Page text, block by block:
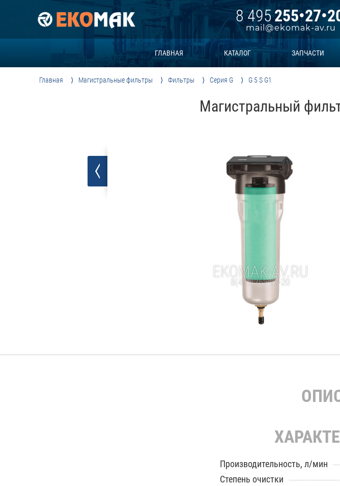
8 495
mail@ekomak-av.ru
ГЛАВНАЯ КАТАЛОГ ЗАПЧАСТИ
Главная Магистральные фильтры Фильтры Серия G G 5 S G1
Магистральный
Производительность, л/мин
Степень очистки